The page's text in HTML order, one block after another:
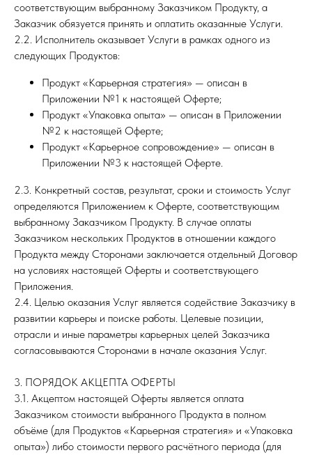
соответствующим выбранному Заказчиком Продукту, а
Заказчик обязуется принять и оплатить оказанные Услуги.
2.2. Исполнитель оказывает Услуги в рамках одного из
следующих Продуктов:
Продукт «Карьерная стратегия» — описан в
Приложении №1 к настоящей Оферте;
Продукт «Упаковка опыта» — описан в Приложении
№2 к настоящей Оферте;
Продукт «Карьерное сопровождение» — описан в
Приложении №3 к настоящей Оферте.
2.3. Конкретный состав, результат, сроки и стоимость Услуг
определяются Приложением к Оферте, соответствующим
выбранному Заказчиком Продукту. В случае оплаты
Заказчиком нескольких Продуктов в отношении каждого
Продукта между Сторонами заключается отдельный Договор
на условиях настоящей Оферты и соответствующего
Приложения.
2.4. Целью оказания Услуг является содействие Заказчику в
развитии карьеры и поиске работы. Целевые позиции,
отрасли и иные параметры карьерных целей Заказчика
согласовываются Сторонами в начале оказания Услуг.
3. ПОРЯДОК АКЦЕПТА ОФЕРТЫ
3.1. Акцептом настоящей Оферты является оплата
Заказчиком стоимости выбранного Продукта в полном
объёме (для Продуктов «Карьерная стратегия» и «Упаковка
опыта») либо стоимости первого расчётного периода (для